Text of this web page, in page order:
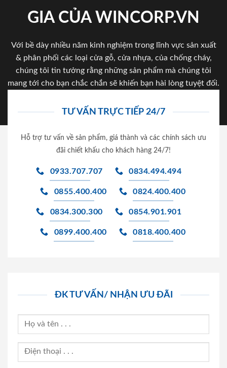
GIA CỦA WINCORP.VN
Với bề dày nhiều năm kinh nghiệm trong lĩnh vực sản xuất
& phân phối các loại cửa gỗ, cửa nhựa, của chống cháy,
chúng tôi tin tưởng rằng những sản phẩm mà chúng tôi
mang tới cho bạn chắc chắn sẽ khiến bạn hài lòng tuyệt đối.
TƯ VẤN TRỰC TIẾP 24/7
Hỗ trợ tư vấn về sản phẩm, giá thành và các chính sách ưu
đãi chiết khấu cho khách hàng 24/7!
0933.707.707 0834.494.494
0855.400.400 0824.400.400
0834.300.300 0854.901.901
0899.400.400 0818.400.400
ĐK TƯ VẤN/ NHẬN ƯU ĐÃI